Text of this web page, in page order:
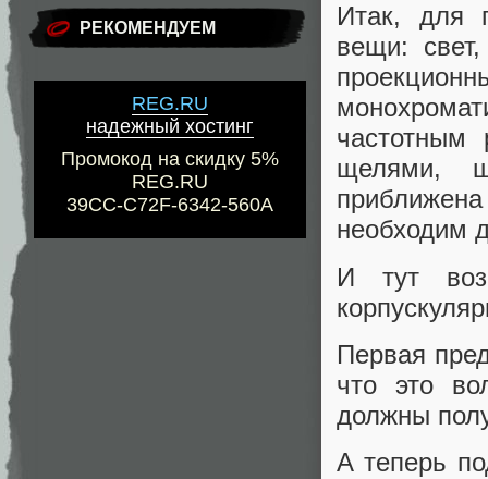
РЕКОМЕНДУЕМ
REG.RU
надежный хостинг
Промокод на скидку 5%
REG.RU
39CC-C72F-6342-560A
Итак, для
вещи:
частотным
щелями,
необходим
И тут
Первая
что это
должны
А теперь